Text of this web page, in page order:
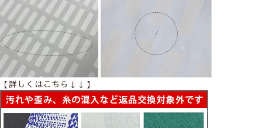
天然素材を使った カーテンについて
温かみのある優しい手触りとナチュラルな風合いが魅力
です。天然素材の特性をそのまま生かしているため、通
常のポリエステル素材のカーテンより環境の変化が表れ
やすい傾向にありますが、天然素材がもつ豊かで味わい
【詳しくはこちら↓↓】